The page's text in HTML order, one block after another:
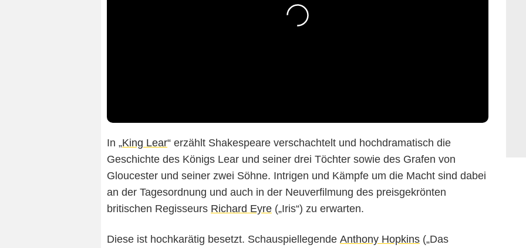
In „King Lear“ erzählt Shakespeare verschachtelt und hochdramatisch die
Geschichte des Königs Lear und seiner drei Töchter sowie des Grafen von
Gloucester und seiner zwei Söhne. Intrigen und Kämpfe um die Macht sind dabei
an der Tagesordnung und auch in der Neuverfilmung des preisgekrönten
britischen Regisseurs Richard Eyre („Iris“) zu erwarten.
Diese ist hochkarätig besetzt. Schauspiellegende Anthony Hopkins („Das